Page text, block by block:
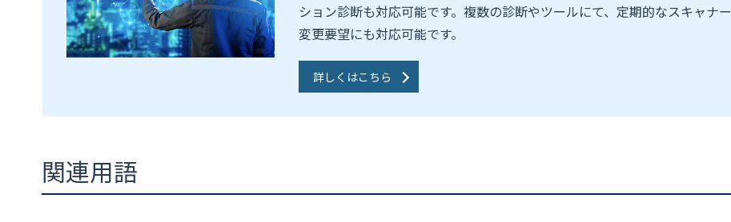
ション診断も対応可能です。複数の診断やツールにて、定期的なスキャナー
変更要望にも対応可能です。
詳しくはこちら
関連用語